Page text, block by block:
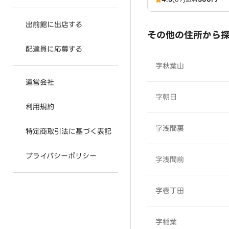
出前館に出店する
配達員に応募する
運営会社
利用規約
特定商取引法に基づく表記
プライバシーポリシー
その他の住所から
字秋葉山
字朝日
字浅間裏
字浅間前
字壱丁田
字稲葉